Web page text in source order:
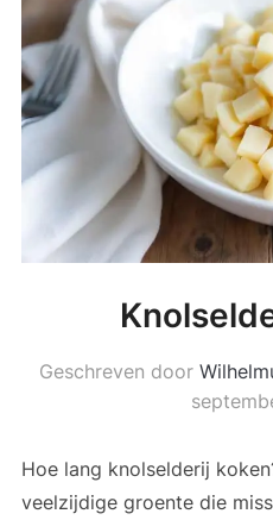
Geschreven door
Hoe lang knolselderij
veelzijdige groente die